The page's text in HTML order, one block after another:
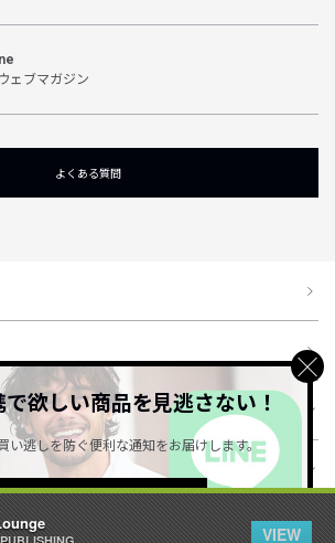
VIEW
ェブマガジン
よくある質問
で欲しい商品を見逃さない！
い逃しを防ぐ便利な通知をお届けします。
詳しくはこちら ＞